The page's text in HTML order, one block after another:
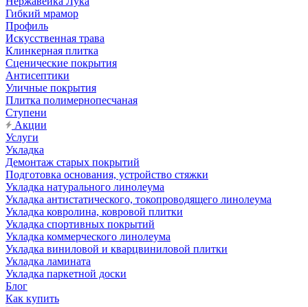
Гибкий мрамор
Профиль
Искусственная трава
Клинкерная плитка
Сценические покрытия
Антисептики
Уличные покрытия
Плитка полимернопесчаная
Ступени
Акции
Услуги
Укладка
Демонтаж старых покрытий
Подготовка основания, устройство стяжки
Укладка натурального линолеума
Укладка антистатического, токопроводящего линолеума
Укладка ковролина, ковровой плитки
Укладка спортивных покрытий
Укладка коммерческого линолеума
Укладка виниловой и кварцвиниловой плитки
Укладка ламината
Укладка паркетной доски
Блог
Как купить